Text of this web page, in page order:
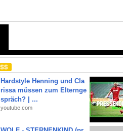
Hardstyle Henning und Cla
rissa müssen zum Elternge
spräch? | ...
youtube.com